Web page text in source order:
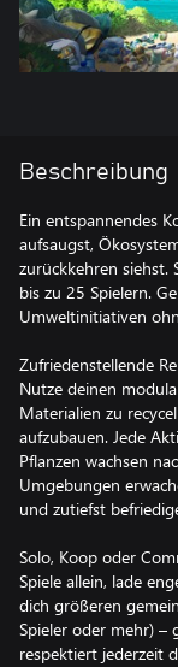
Beschreibung
Ein entspannendes
aufsaugst,
zurückkehren siehst.
bis zu 25 Spielern.
Umweltinitiativen
Zufriedenstellende
Nutze deinen
Materialien zu
aufzubauen. Jede
Pflanzen wachsen
Umgebungen
und zutiefst
Solo, Koop oder
Spiele allein, lade
dich größeren
Spieler oder mehr) –
respektiert jederzeit